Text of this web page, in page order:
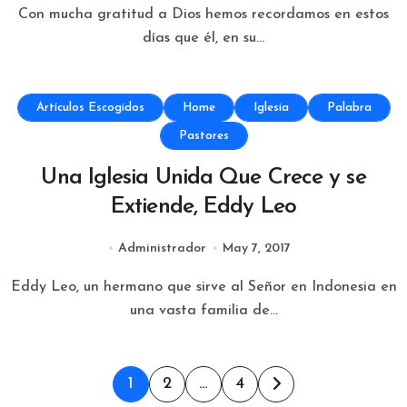
Con mucha gratitud a Dios hemos recordamos en estos
días que él, en su...
Artículos Escogidos Home Iglesia Palabra
Pastores
Una Iglesia Unida Que Crece y se
Extiende, Eddy Leo
Administrador May 7, 2017
Eddy Leo, un hermano que sirve al Señor en Indonesia en
una vasta familia de...
Paginación
1 2 … 4